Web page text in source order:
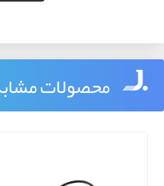
محصولات